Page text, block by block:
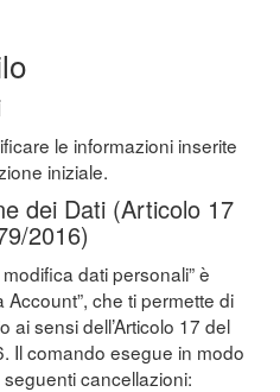
le informazioni inserite
iniziale.
dei Dati (Articolo 17
2016)
dati personali” è
che ti permette di
ai sensi dell’Articolo 17 del
Il comando esegue in modo
cancellazioni: